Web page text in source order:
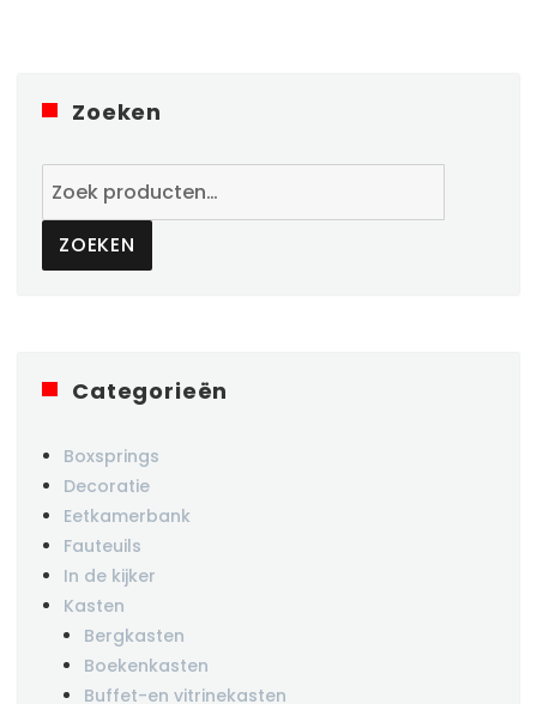
Zoeken
naar:
ZOEKEN
Categorieën
Boxsprings
Decoratie
Eetkamerbank
Fauteuils
In de kijker
Kasten
Bergkasten
Boekenkasten
Buffet-en vitrinekasten